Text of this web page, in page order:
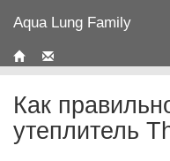
Aqua Lung Family
Как
утеплитель